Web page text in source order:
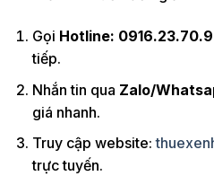
Gọi Hotline:
tiếp.
Nhắn tin qua Zalo/
giá nhanh.
Truy cập website:
trực tuyến.